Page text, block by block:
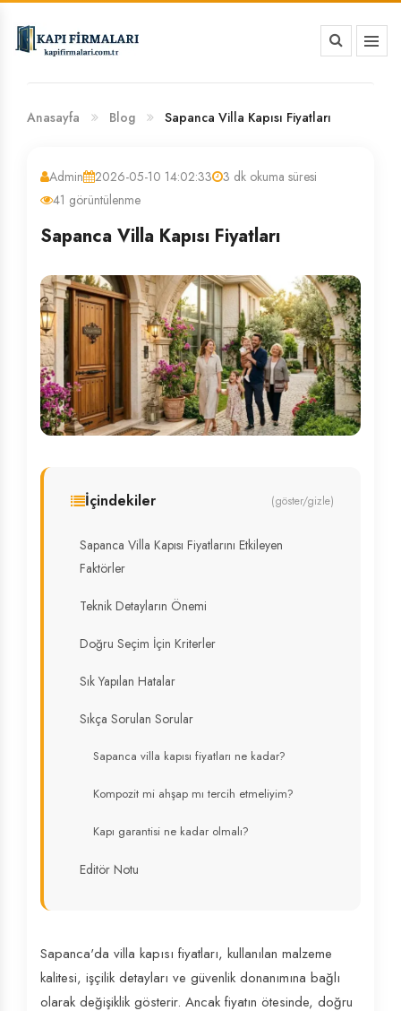
BANKA HESAP NUMARALARIMIZ
Anasayfa Blog Sapanca Villa Kapısı Fiyatları
Admin 2026-05-10 14:02:33
3 dk okuma süresi
41 görüntülenme
Sapanca Villa Kapısı Fiyatları
İçindekiler (göster/gizle)
Sapanca Villa Kapısı Fiyatlarını Etkileyen
Faktörler
Teknik Detayların Önemi
Doğru Seçim İçin Kriterler
Sık Yapılan Hatalar
Sıkça Sorulan Sorular
Sapanca villa kapısı fiyatları ne kadar?
Kompozit mi ahşap mı tercih etmeliyim?
Kapı garantisi ne kadar olmalı?
Editör Notu
Sapanca'da villa kapısı fiyatları, kullanılan malzeme
kalitesi, işçilik detayları ve güvenlik donanımına bağlı
olarak değişiklik gösterir. Ancak fiyatın ötesinde, doğru